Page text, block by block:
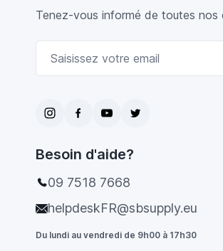
Tenez-vous informé de toutes
Besoin d'aide?
09 7518 7668
helpdeskFR@sbsupply.eu
Du lundi au vendredi de 9h00 à 17h30